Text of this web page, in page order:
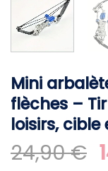
Mini
flèches –
loisirs,
24,90€